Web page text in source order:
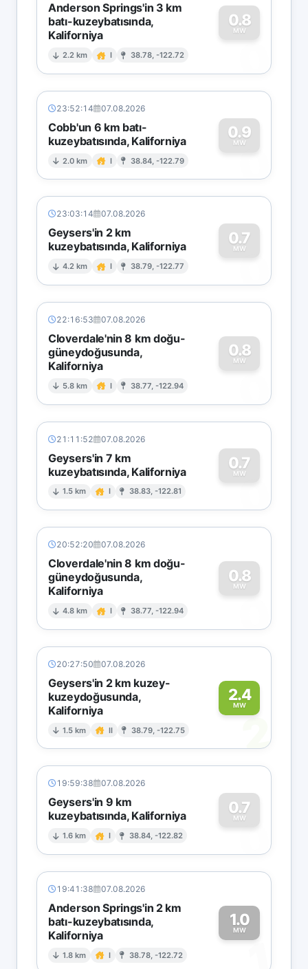
Anderson Springs'in 3 km
batı-kuzeybatısında,
Kaliforniya
2.2 km I 38.78, -122.72
0.8
MW
0
23:52:14 07.08.2026
Cobb'un 6 km batı-
kuzeybatısında, Kaliforniya
2.0 km I 38.84, -122.79
0.9
MW
0
23:03:14 07.08.2026
Geysers'in 2 km
kuzeybatısında, Kaliforniya
4.2 km I 38.79, -122.77
0.7
MW
0
22:16:53 07.08.2026
Cloverdale'nin 8 km doğu-
güneydoğusunda,
Kaliforniya
5.8 km I 38.77, -122.94
0.8
MW
0
21:11:52 07.08.2026
Geysers'in 7 km
kuzeybatısında, Kaliforniya
1.5 km I 38.83, -122.81
0.7
MW
0
20:52:20 07.08.2026
Cloverdale'nin 8 km doğu-
güneydoğusunda,
Kaliforniya
4.8 km I 38.77, -122.94
0.8
MW
0
20:27:50 07.08.2026
Geysers'in 2 km kuzey-
kuzeydoğusunda,
Kaliforniya
1.5 km II 38.79, -122.75
2.4
MW
2
19:59:38 07.08.2026
Geysers'in 9 km
kuzeybatısında, Kaliforniya
1.6 km I 38.84, -122.82
0.7
MW
0
19:41:38 07.08.2026
Anderson Springs'in 2 km
batı-kuzeybatısında,
Kaliforniya
1.8 km I 38.78, -122.72
1.0
MW